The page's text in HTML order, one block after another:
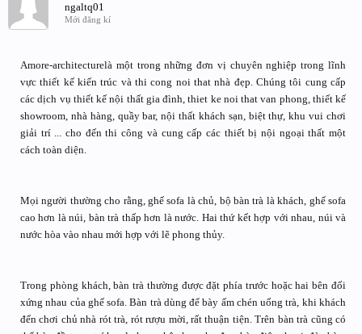
ngaltq01
Mới đăng kí
Amore-architecturelà một trong những đơn vị chuyên nghiệp trong lĩnh
vực thiết kế kiến trúc và thi cong noi that nhà đẹp. Chúng tôi cung cấp
các dịch vụ thiết kế nội thất gia đình, thiet ke noi that van phong, thiết kế
showroom, nhà hàng, quầy bar, nội thất khách sạn, biệt thự, khu vui chơi
giải trí ... cho đến thi công và cung cấp các thiết bị nội ngoại thất một
cách toàn diện.
Mọi người thường cho rằng, ghế sofa là chủ, bộ bàn trà là khách, ghế sofa
cao hơn là núi, bàn trà thấp hơn là nước. Hai thứ kết hợp với nhau, núi và
nước hòa vào nhau mới hợp với lẽ phong thủy.
Trong phòng khách, bàn trà thường được đặt phía trước hoặc hai bên đối
xứng nhau của ghế sofa. Bàn trà dùng để bày ấm chén uống trà, khi khách
đến chơi chủ nhà rót trà, rót rượu mời, rất thuận tiện. Trên bàn trà cũng có